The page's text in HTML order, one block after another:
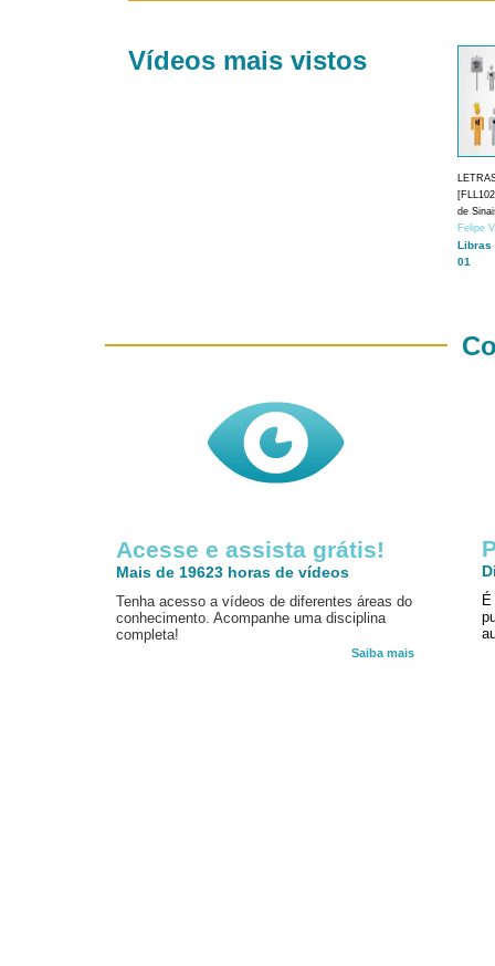
Vídeos mais vistos
de
Felipe
Libras
01
Acesse e assista grátis!
Mais de 19623 horas de vídeos
Tenha acesso a vídeos de diferentes áreas do
conhecimento. Acompanhe uma disciplina
completa!
Saiba mais